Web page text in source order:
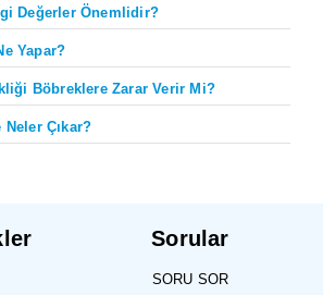
Değerler Önemlidir?
Yapar?
Böbreklere Zarar Verir Mi?
Çıkar?
Sorular
SORU SOR